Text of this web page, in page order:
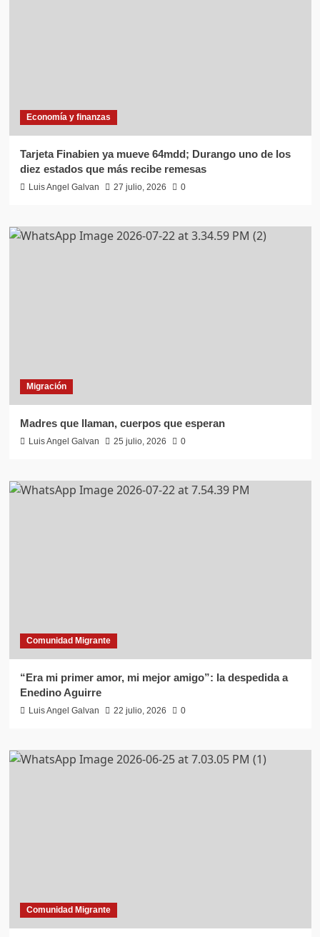
Economía y finanzas
Tarjeta Finabien ya mueve 64mdd; Durango uno de los
diez estados que más recibe remesas
Luis Angel Galvan 27 julio, 2026 0
Migración
Madres que llaman, cuerpos que esperan
Luis Angel Galvan 25 julio, 2026 0
Comunidad Migrante
“Era mi primer amor, mi mejor amigo”: la despedida a
Enedino Aguirre
Luis Angel Galvan 22 julio, 2026 0
Comunidad Migrante